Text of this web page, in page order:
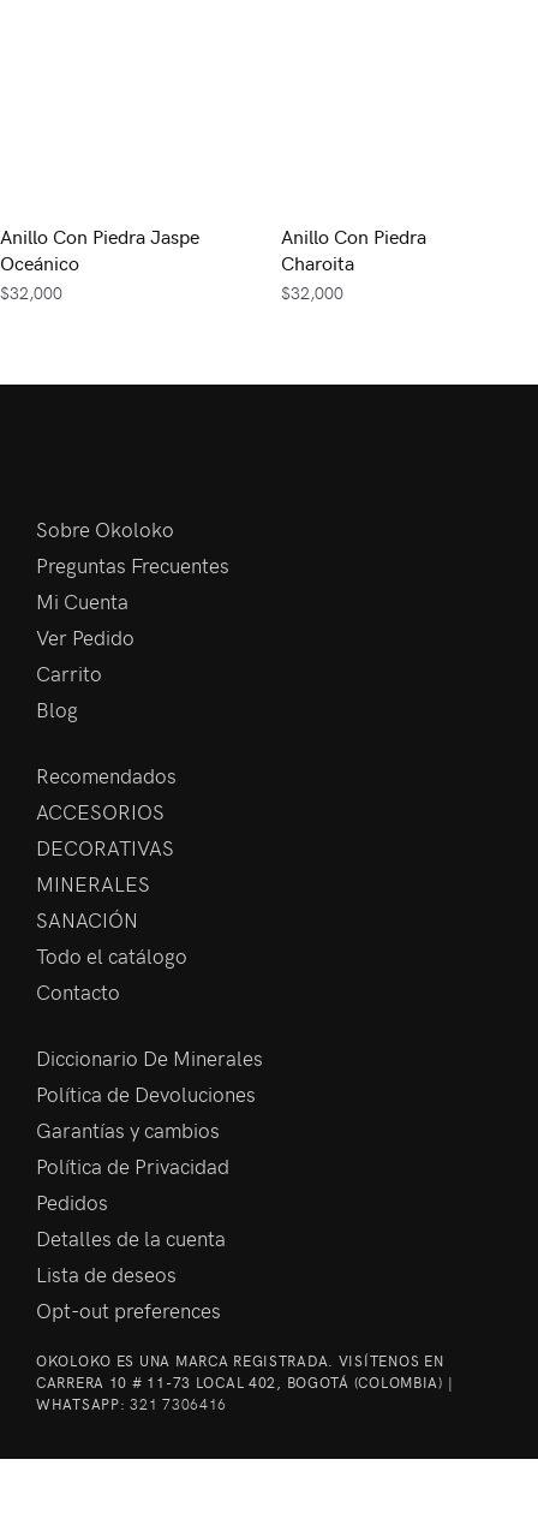
Anillo Con Piedra Jaspe
Oceánico
$32,000
Anillo Con Piedra
Charoita
$32,000
Sobre Okoloko
Preguntas Frecuentes
Mi Cuenta
Ver Pedido
Carrito
Blog
Recomendados
ACCESORIOS
DECORATIVAS
MINERALES
SANACIÓN
Todo el catálogo
Contacto
Diccionario De Minerales
Política de Devoluciones
Garantías y cambios
Política de Privacidad
Pedidos
Detalles de la cuenta
Lista de deseos
Opt-out preferences
OKOLOKO ES UNA MARCA REGISTRADA. VISÍTENOS EN
CARRERA 10 # 11-73 LOCAL 402, BOGOTÁ (COLOMBIA) |
WHATSAPP:321 7306416